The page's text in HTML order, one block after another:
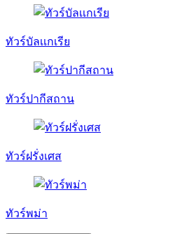
ทัวร์บัลเเกเรีย
ทัวร์ปากีสถาน
ทัวร์ฝรั่งเศส
ทัวร์พม่า